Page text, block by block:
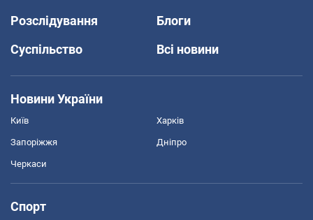
Розслідування
Блоги
Суспільство
Всі новини
Новини України
Київ Харків
Запоріжжя Дніпро
Черкаси
Спорт